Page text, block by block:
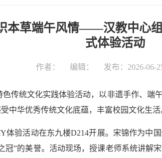
本草端午风情——汉教中心
式体验活动
作者： 编辑： 发布：2026-06-
传统文化实践体验活动，以非遗手作、端
中华优秀传统文化底蕴，丰富校园文化生活
体验活动在东九楼D214开展。宋锦作为中
冠”的美誉。活动现场，授课老师系统讲解